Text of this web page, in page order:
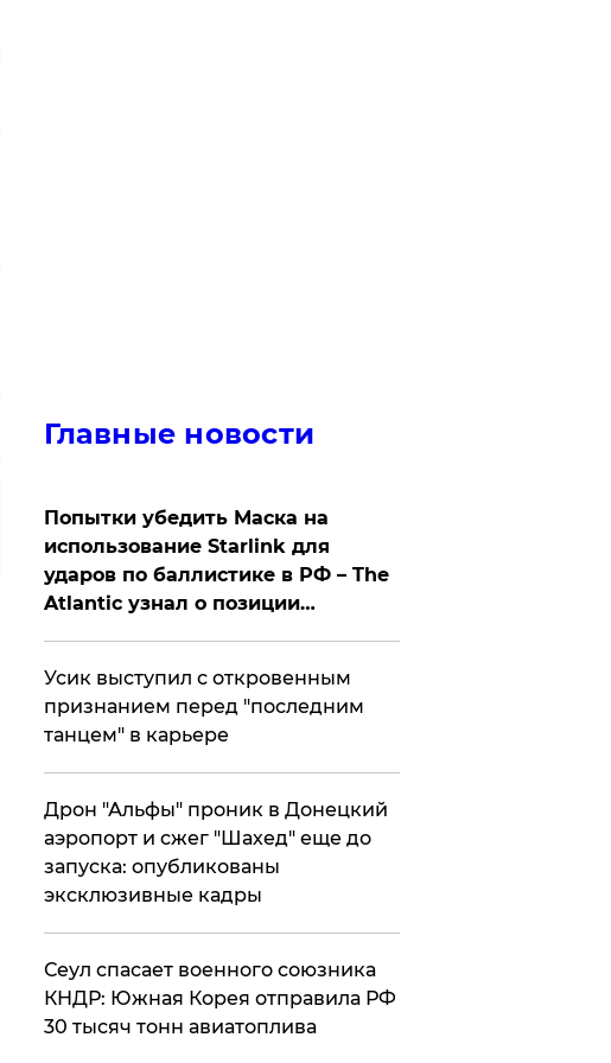
Главные новости
Попытки убедить Маска на
использование Starlink для
ударов по баллистике в РФ – The
Atlantic узнал о позиции
Усик выступил с откровенным
признанием перед "последним
танцем" в карьере
Дрон "Альфы" проник в Донецкий
аэропорт и сжег "Шахед" еще до
запуска: опубликованы
эксклюзивные кадры
​Сеул спасает военного союзника
КНДР: Южная Корея отправила РФ
30 тысяч тонн авиатоплива